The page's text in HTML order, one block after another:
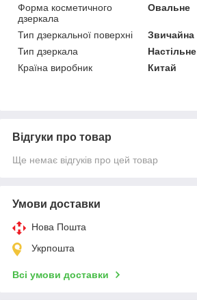
Форма косметичного
дзеркала
Овальне
Тип дзеркальної поверхні
Звичайна
Тип дзеркала
Настільне
Країна виробник
Китай
Відгуки про товар
Ще немає відгуків про цей товар
Умови доставки
Нова Пошта
Укрпошта
Всі умови доставки